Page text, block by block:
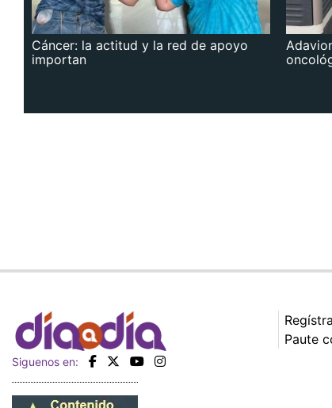
Cáncer: la actitud y la red de apoyo
importan
Siguenos en:
Paute